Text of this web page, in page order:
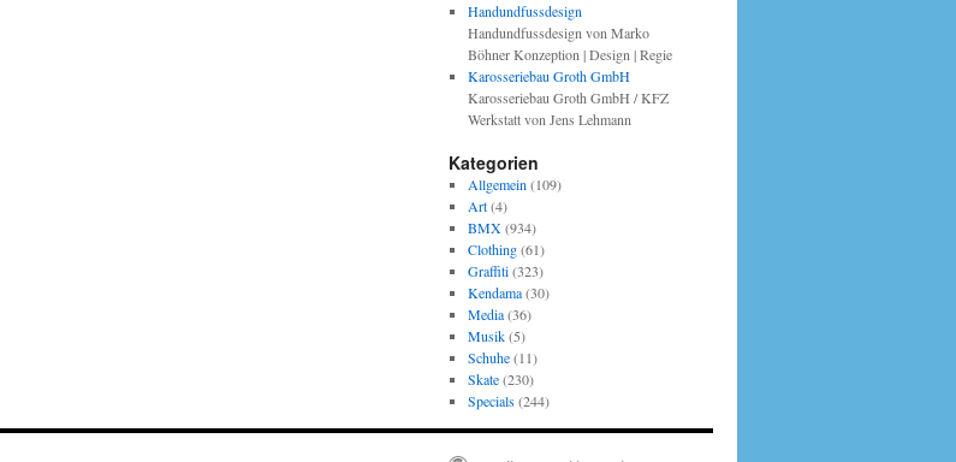
Handundfussdesign
Handundfussdesign von Marko
Böhner Konzeption | Design | Regie
Karosseriebau Groth GmbH
Karosseriebau Groth GmbH / KFZ
Werkstatt von Jens Lehmann
Kategorien
Allgemein (109)
Art(4)
BMX(934)
Clothing(61)
Graffiti(323)
Kendama(30)
Media(36)
Musik(5)
Schuhe(11)
Skate(230)
Specials(244)